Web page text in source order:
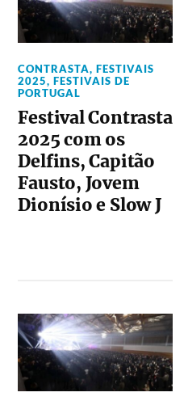
CONTRASTA,FESTIVAIS
2025,FESTIVAIS DE
PORTUGAL
Festival Contrasta
2025 com os
Delfins, Capitão
Fausto, Jovem
Dionísio e Slow J